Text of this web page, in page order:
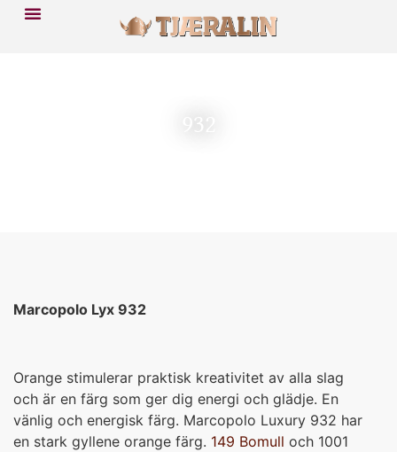
Marcopolo Lyx 932
Orange stimulerar praktisk kreativitet av alla slag
och är en färg som ger dig energi och glädje. En
vänlig och energisk färg. Marcopolo Luxury 932 har
en stark gyllene orange färg. 149 Bomull och 1001